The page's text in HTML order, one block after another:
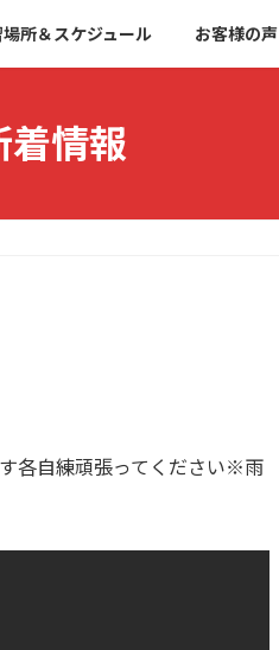
所＆スケジュール お客様の声
着情報
各自練頑張ってください※雨